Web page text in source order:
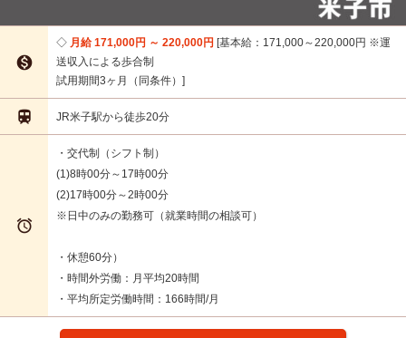

月給 171,000円 ～ 220,000円 基本給：171,000～220,000円 ※運
送収入による歩合制
試用期間3ヶ月（同条件）
 JR米子駅から徒歩20分

・交代制（シフト制）
(1)8時00分～17時00分
(2)17時00分～2時00分
※日中のみの勤務可（就業時間の相談可）
・休憩60分）
・時間外労働：月平均20時間
・平均所定労働時間：166時間/月